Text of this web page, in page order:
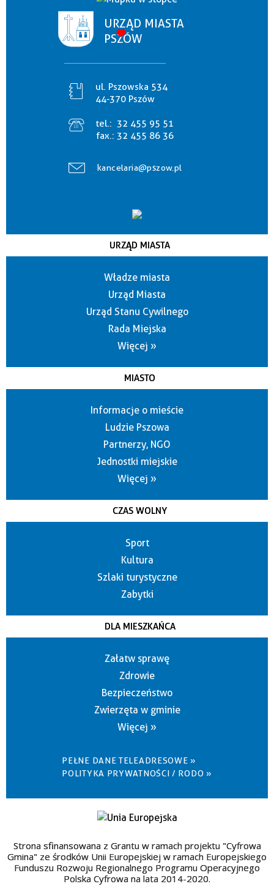
URZĄD MIASTA
PSZÓW
ul. Pszowska 534
44-370 Pszów
tel.: 32 455 95 51
fax.: 32 455 86 36
kancelaria@pszow.pl
URZĄD MIASTA
Władze miasta
Urząd Miasta
Urząd Stanu Cywilnego
Rada Miejska
Więcej »
MIASTO
Informacje o mieście
Ludzie Pszowa
Partnerzy, NGO
Jednostki miejskie
Więcej »
CZAS WOLNY
Sport
Kultura
Szlaki turystyczne
Zabytki
DLA MIESZKAŃCA
Załatw sprawę
Zdrowie
Bezpieczeństwo
Zwierzęta w gminie
Więcej »
PEŁNE DANE TELEADRESOWE »
POLITYKA PRYWATNOŚCI / RODO »
Strona sfinansowana z Grantu w ramach projektu "Cyfrowa
Gmina" ze środków Unii Europejskiej w ramach Europejskiego
Funduszu Rozwoju Regionalnego Programu Operacyjnego
Polska Cyfrowa na lata 2014-2020.